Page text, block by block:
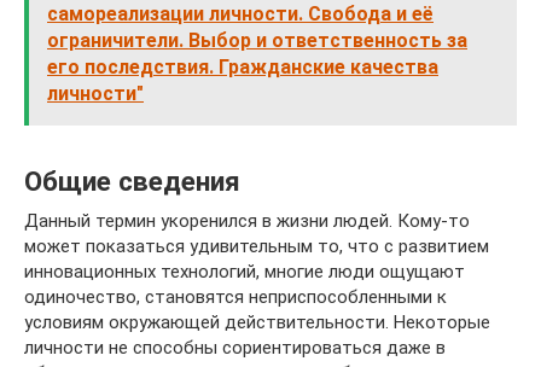
самореализации личности. Свобода и её
ограничители. Выбор и ответственность за
его последствия. Гражданские качества
личности"
Общие сведения
Данный термин укоренился в жизни людей. Кому-то
может показаться удивительным то, что с развитием
инновационных технологий, многие люди ощущают
одиночество, становятся неприспособленными к
условиям окружающей действительности. Некоторые
личности не способны сориентироваться даже в